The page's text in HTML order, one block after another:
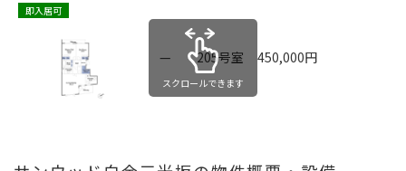
即入居可
— 205号室 450,000円
スクロールできます